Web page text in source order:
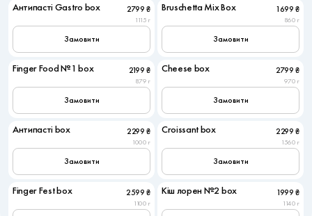
Антипасті Gastro box 2799 ₴
1115 г
Замовити
Bruschetta Mix Box 1699 ₴
860 г
Замовити
Finger Food №1 box 2199 ₴
879 г
Замовити
Cheese box 2799 ₴
970 г
Замовити
Антипасті box 2299 ₴
1000 г
Замовити
Croissant box 2299 ₴
1560 г
Замовити
Finger Fest box 2599 ₴
1100 г Популярне
Кіш лорен №2 box 1999 ₴
1140 г